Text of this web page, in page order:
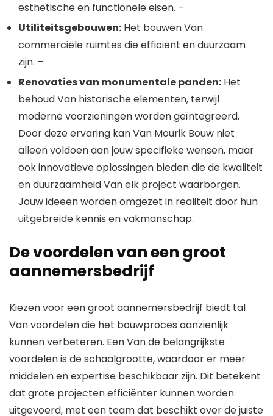
esthetische en functionele eisen. –
Utiliteitsgebouwen: Het bouwen Van
commerciële ruimtes die efficiënt en duurzaam
zijn. –
Renovaties van monumentale panden: Het
behoud Van historische elementen, terwijl
moderne voorzieningen worden geïntegreerd.
Door deze ervaring kan Van Mourik Bouw niet
alleen voldoen aan jouw specifieke wensen, maar
ook innovatieve oplossingen bieden die de kwaliteit
en duurzaamheid Van elk project waarborgen.
Jouw ideeën worden omgezet in realiteit door hun
uitgebreide kennis en vakmanschap.
De voordelen van een groot
aannemersbedrijf
Kiezen voor een groot aannemersbedrijf biedt tal
Van voordelen die het bouwproces aanzienlijk
kunnen verbeteren. Een Van de belangrijkste
voordelen is de schaalgrootte, waardoor er meer
middelen en expertise beschikbaar zijn. Dit betekent
dat grote projecten efficiënter kunnen worden
uitgevoerd, met een team dat beschikt over de juiste